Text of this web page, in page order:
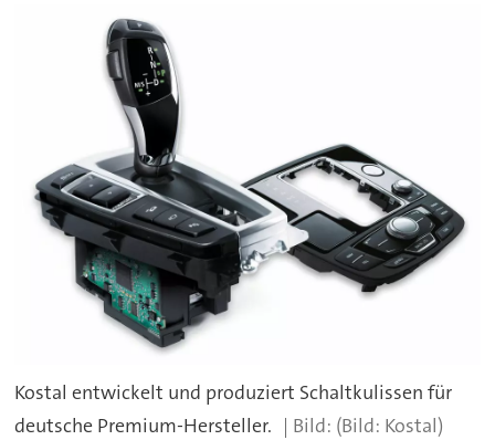
Kostal entwickelt und produziert Schaltkulissen für
deutsche Premium-Hersteller.
(Bild: Kostal)